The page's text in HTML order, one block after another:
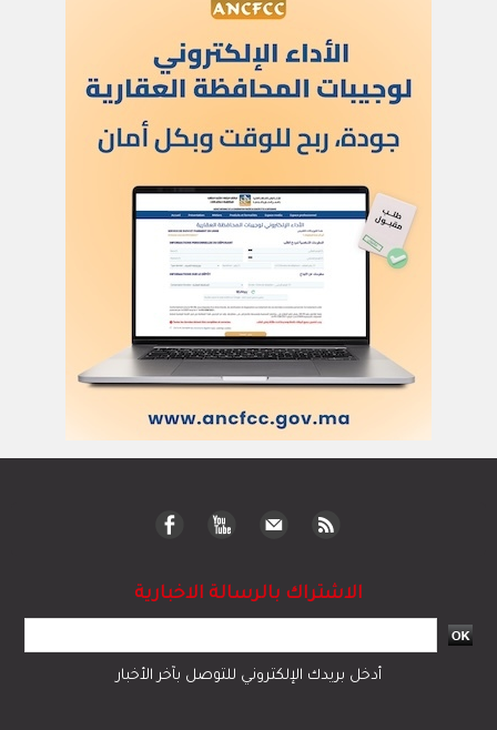
الاشتراك بالرسالة الاخبارية
أدخل بريدك الإلكتروني للتوصل بآخر الأخبار